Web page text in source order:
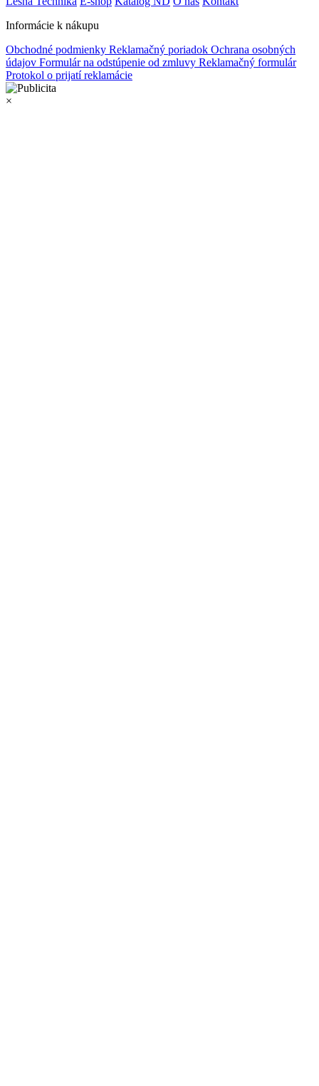
Informácie k nákupu
Obchodné podmienky Reklamačný poriadok Ochrana osobných
údajov Formulár na odstúpenie od zmluvy Reklamačný formulár
Protokol o prijatí reklamácie
×